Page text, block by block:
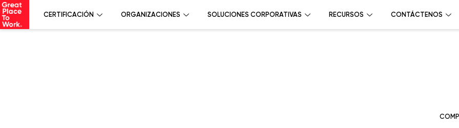
CERTIFICACIÓN ORGANIZACIONES SOLUCIONES CORPORATIVAS RECURSOS CONTÁCTENOS